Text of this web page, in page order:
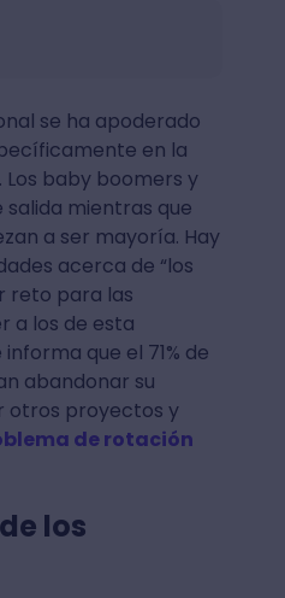
se ha apoderado
en la
. Los baby boomers y
salida mientras que
a ser mayoría. Hay
acerca de “los
reto para las
a los de esta
que el 71% de
abandonar su
otros proyectos y
de rotación
los